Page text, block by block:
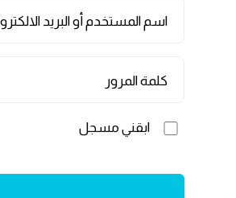
اسم المستخدم أو البريد
كلمة المرور
ابقني مسجل